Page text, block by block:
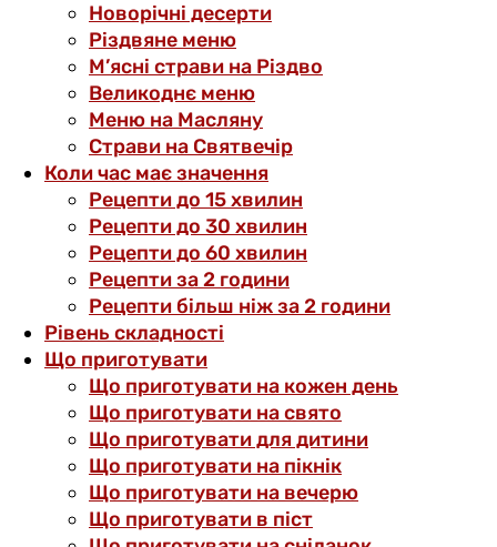
Новорічні десерти
Різдвяне меню
М’ясні страви на Різдво
Великоднє меню
Меню на Масляну
Страви на Святвечір
Коли час має значення
Рецепти до 15 хвилин
Рецепти до 30 хвилин
Рецепти до 60 хвилин
Рецепти за 2 години
Рецепти більш ніж за 2 години
Рівень складності
Що приготувати
Що приготувати на кожен день
Що приготувати на свято
Що приготувати для дитини
Що приготувати на пікнік
Що приготувати на вечерю
Що приготувати в піст